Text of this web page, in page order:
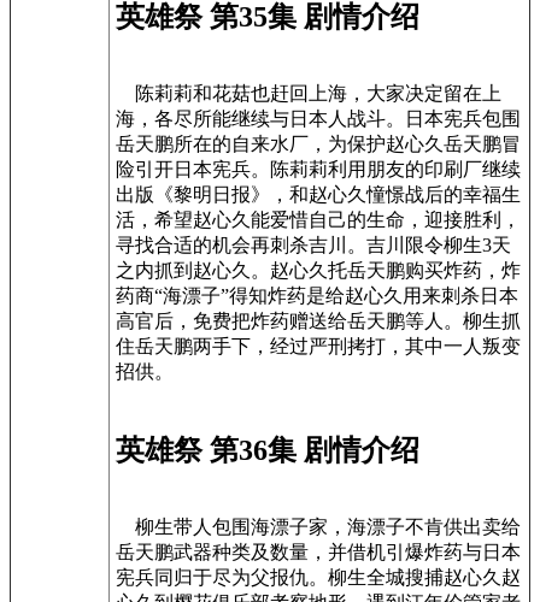
英雄祭 第35集 剧情介绍
陈莉莉和花菇也赶回上海，大家决定留在上
海，各尽所能继续与日本人战斗。日本宪兵包围
岳天鹏所在的自来水厂，为保护赵心久岳天鹏冒
险引开日本宪兵。陈莉莉利用朋友的印刷厂继续
出版《黎明日报》，和赵心久憧憬战后的幸福生
活，希望赵心久能爱惜自己的生命，迎接胜利，
寻找合适的机会再刺杀吉川。吉川限令柳生3天
之内抓到赵心久。赵心久托岳天鹏购买炸药，炸
药商“海漂子”得知炸药是给赵心久用来刺杀日本
高官后，免费把炸药赠送给岳天鹏等人。柳生抓
住岳天鹏两手下，经过严刑拷打，其中一人叛变
招供。
英雄祭 第36集 剧情介绍
柳生带人包围海漂子家，海漂子不肯供出卖给
岳天鹏武器种类及数量，并借机引爆炸药与日本
宪兵同归于尽为父报仇。柳生全城搜捕赵心久赵